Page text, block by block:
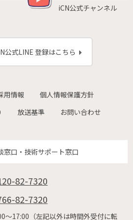
iCN公式チャンネル
公式LINE 登録はこちら
用情報
個人情報保護方針
放送基準 お問い合わせ
窓口・技術サポート窓口
82-7320
82-7320
〜17:00（左記以外は時間外受付に転